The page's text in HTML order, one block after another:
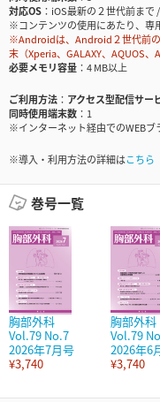
対応OS
iOS最新の２世代前ま
※コンテンツの使用にあたり、専
※Androidは、Android２世代前の
末（Xperia、GALAXY、AQUOS
必要メモリ容量
4 MB以上
ご利用方法
アクセス型配信サー
同時使用端末数
1
※インターネット経由でのWEBブ
※導入・利用方法の詳細はこちら
巻号一覧
胸部外科
Vol.79 No.7
2026年7月号
¥3,740
胸部外科
Vol.79
2026年6
¥3,740